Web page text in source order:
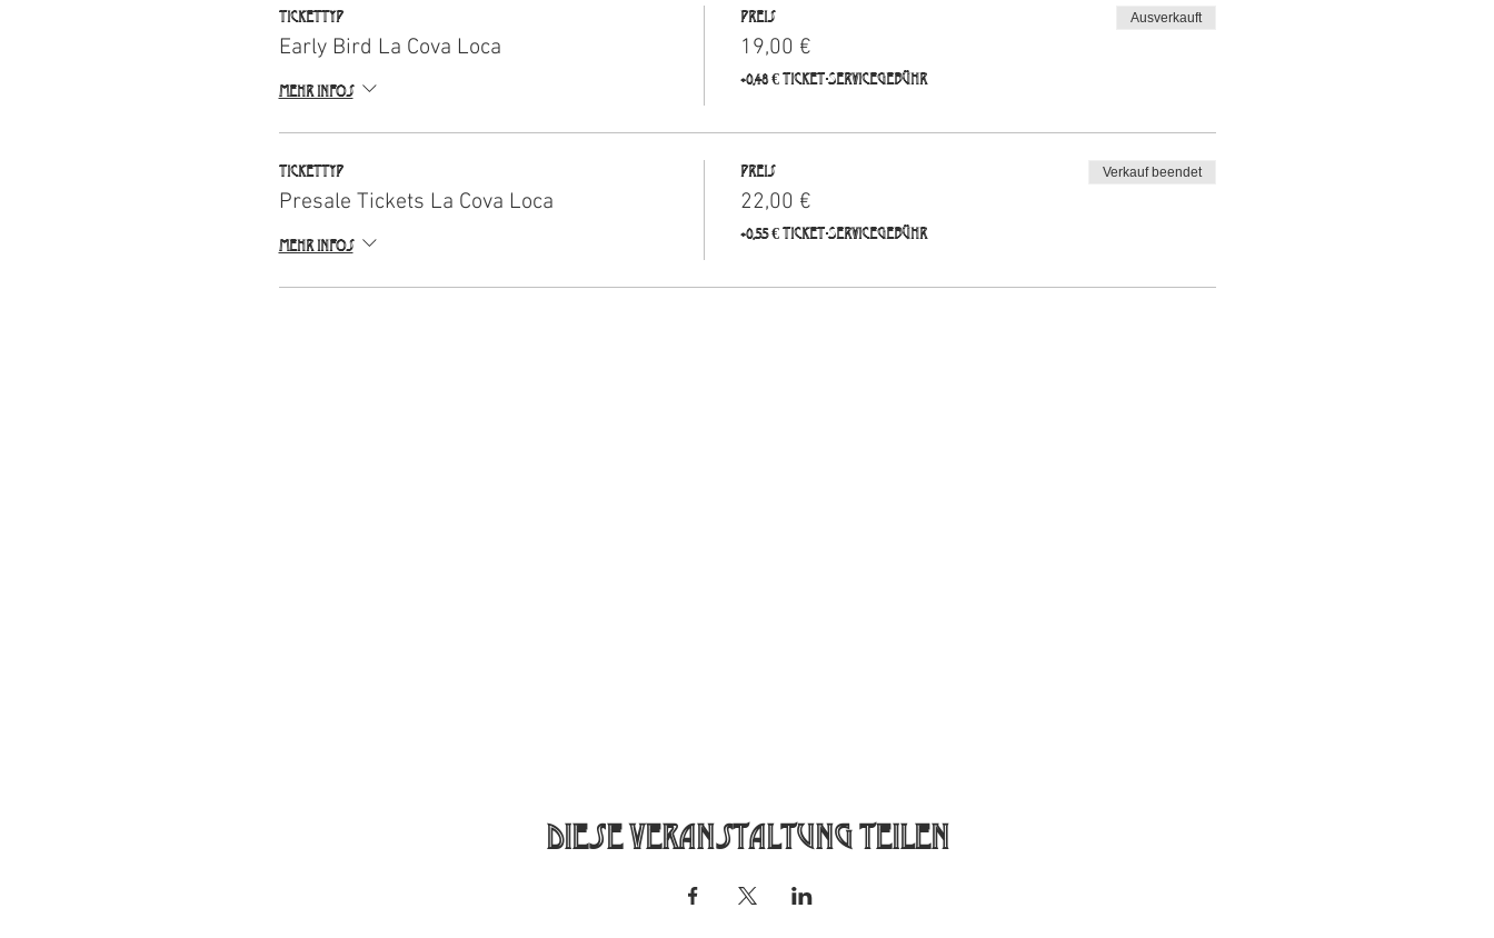
Tickettyp
Early Bird La Cova Loca
Mehr Infos
Preis
19,00 €
+0,48 € Ticket-Servicegebühr
Ausverkauft
Tickettyp
Presale Tickets La Cova Loca
Mehr Infos
Preis
22,00 €
+0,55 € Ticket-Servicegebühr
Verkauf beendet
Diese Veranstaltung teilen